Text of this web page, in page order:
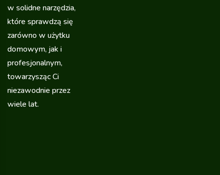
w solidne narzędzia,
które sprawdzą się
zarówno w użytku
domowym, jak i
profesjonalnym,
towarzysząc Ci
niezawodnie przez
wiele lat.